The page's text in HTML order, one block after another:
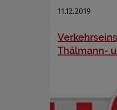
11.12.2019
Thälmann-